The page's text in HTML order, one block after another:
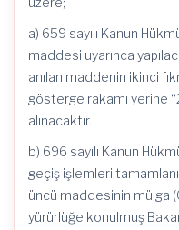
a) 659 sayılı Kanun
maddesi uyarınca
anılan maddenin ikinci
gösterge rakamı yerine
alınacaktır.
b) 696 sayılı Kanun
geçiş işlemleri
üncü maddesinin mülga
yürürlüğe konulmuş